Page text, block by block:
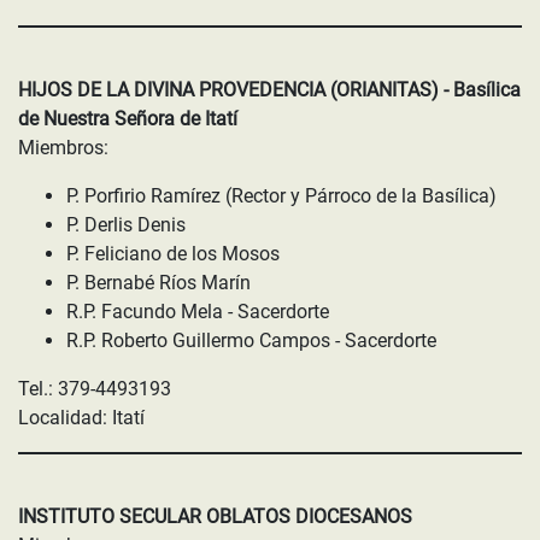
HIJOS DE LA DIVINA PROVEDENCIA (ORIANITAS) - Basílica
de Nuestra Señora de Itatí
Miembros:
P. Porfirio Ramírez (Rector y Párroco de la Basílica)
P. Derlis Denis
P. Feliciano de los Mosos
P. Bernabé Ríos Marín
R.P. Facundo Mela - Sacerdorte
R.P. Roberto Guillermo Campos - Sacerdorte
Tel.: 379-4493193
Localidad: Itatí
INSTITUTO SECULAR OBLATOS DIOCESANOS